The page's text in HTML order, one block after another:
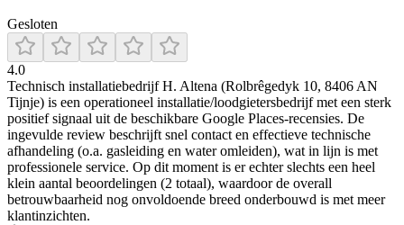
Gesloten
4.0
Technisch installatiebedrijf H. Altena (Rolbrêgedyk 10, 8406 AN
Tijnje) is een operationeel installatie/loodgietersbedrijf met een sterk
positief signaal uit de beschikbare Google Places-recensies. De
ingevulde review beschrijft snel contact en effectieve technische
afhandeling (o.a. gasleiding en water omleiden), wat in lijn is met
professionele service. Op dit moment is er echter slechts een heel
klein aantal beoordelingen (2 totaal), waardoor de overall
betrouwbaarheid nog onvoldoende breed onderbouwd is met meer
klantinzichten.